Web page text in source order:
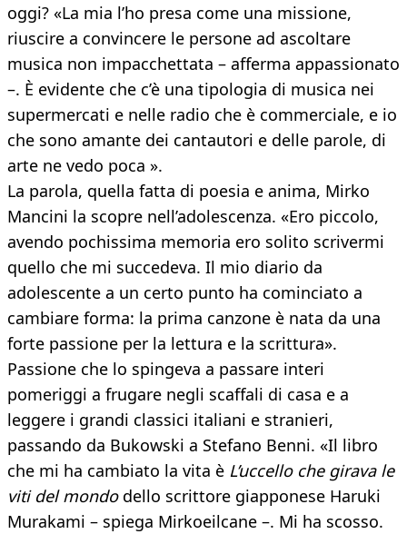
oggi? «La mia l’ho presa come una missione,
riuscire a convincere le persone ad ascoltare
musica non impacchettata – afferma appassionato
–. È evidente che c’è una tipologia di musica nei
supermercati e nelle radio che è commerciale, e io
che sono amante dei cantautori e delle parole, di
arte ne vedo poca ».
La parola, quella fatta di poesia e anima, Mirko
Mancini la scopre nell’adolescenza. «Ero piccolo,
avendo pochissima memoria ero solito scrivermi
quello che mi succedeva. Il mio diario da
adolescente a un certo punto ha cominciato a
cambiare forma: la prima canzone è nata da una
forte passione per la lettura e la scrittura».
Passione che lo spingeva a passare interi
pomeriggi a frugare negli scaffali di casa e a
leggere i grandi classici italiani e stranieri,
passando da Bukowski a Stefano Benni. «Il libro
che mi ha cambiato la vita è L’uccello che girava le
viti del mondodello scrittore giapponese Haruki
Murakami – spiega Mirkoeilcane –. Mi ha scosso.